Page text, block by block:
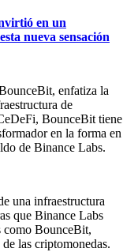
en un
nueva sensación
enfatiza la
de
BounceBit tiene
en la forma en
de Binance Labs.
una infraestructura
que Binance Labs
como BounceBit,
las criptomonedas.